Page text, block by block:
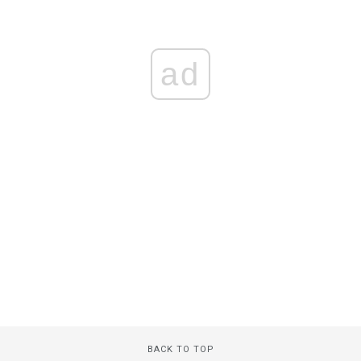
ad
BACK TO TOP